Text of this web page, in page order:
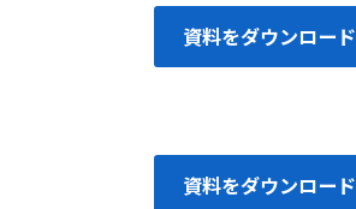
資料をダウンロード
資料をダウンロード